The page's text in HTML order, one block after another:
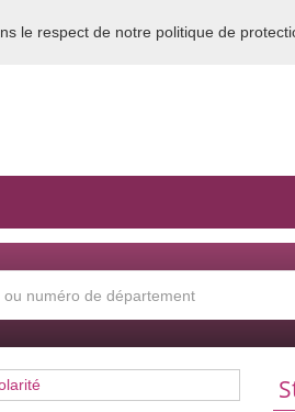
en France
le respect de notre politique de